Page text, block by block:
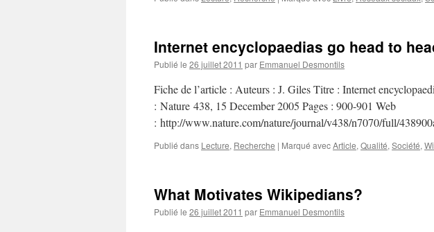
Internet encyclopaedias go head to
Publié le 26 juillet 2011 par Emmanuel Desmontils
Fiche de l’article : Auteurs : J. Giles Titre : Internet
: Nature 438, 15 December 2005 Pages : 900-901 Web
: http://www.nature.com/nature/journal/v438/n7070/full/
Publié dans Lecture, Recherche | Marqué avecArticle, Qualité, Société,
What Motivates Wikipedians?
Publié le 26 juillet 2011 par Emmanuel Desmontils